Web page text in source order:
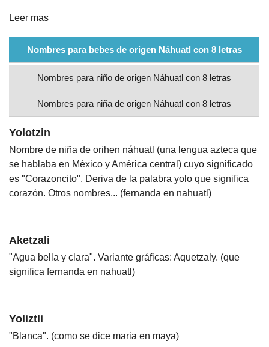
Leer mas
Nombres para bebes de origen Náhuatl con 8 letras
Nombres para niño de origen Náhuatl con 8 letras
Nombres para niña de origen Náhuatl con 8 letras
Yolotzin
Nombre de niña de orihen náhuatl (una lengua azteca que
se hablaba en México y América central) cuyo significado
es "Corazoncito". Deriva de la palabra yolo que significa
corazón. Otros nombres... (fernanda en nahuatl)
Aketzali
"Agua bella y clara". Variante gráficas: Aquetzaly. (que
significa fernanda en nahuatl)
Yoliztli
"Blanca". (como se dice maria en maya)